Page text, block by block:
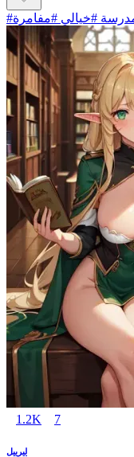
#خيالي #مفامرة
1.2K 7
ليرييل